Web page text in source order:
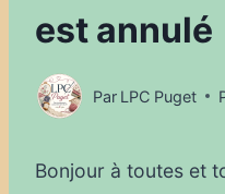
est annulé
Par LPC Puget
Bonjour à toutes et